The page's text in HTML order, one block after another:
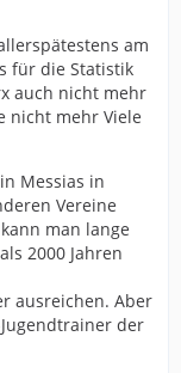
am
für die Statistik
auch nicht mehr
nicht mehr Viele
Messias in
Vereine
man lange
2000 Jahren
ausreichen. Aber
der